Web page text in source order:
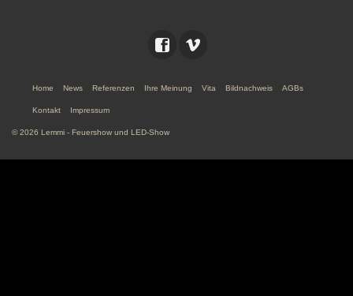
Home News Referenzen Ihre Meinung Vita Bildnachweis AGBs
Kontakt Impressum
© 2026 Lemmi - Feuershow und LED-Show